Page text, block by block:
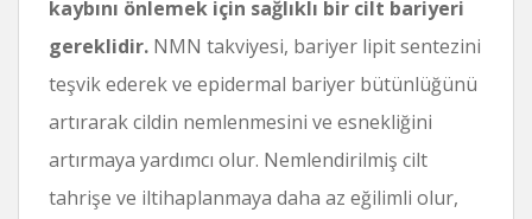
kaybını önlemek için sağlıklı bir cilt bariyeri
gereklidir. NMN takviyesi, bariyer lipit sentezini
teşvik ederek ve epidermal bariyer bütünlüğünü
artırarak cildin nemlenmesini ve esnekliğini
artırmaya yardımcı olur. Nemlendirilmiş cilt
tahrişe ve iltihaplanmaya daha az eğilimli olur,